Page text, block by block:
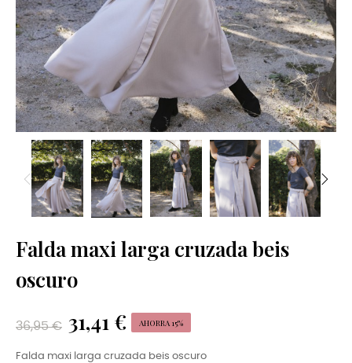
Falda maxi larga cruzada beis
oscuro
36,95 € 31,41 € AHORRA 15%
Falda maxi larga cruzada beis oscuro